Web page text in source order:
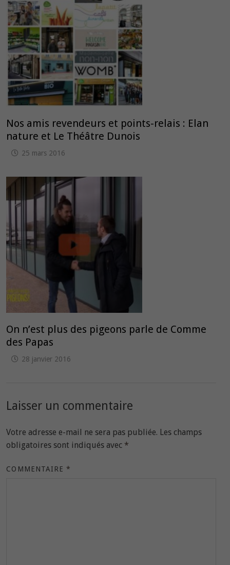
Nos amis revendeurs et points-relais : Elan
nature et Le Théâtre Dunois
25 mars 2016
On n’est plus des pigeons parle de Comme
des Papas
28 janvier 2016
Laisser un commentaire
Votre adresse e-mail ne sera pas publiée. Les champs
obligatoires sont indiqués avec *
COMMENTAIRE*